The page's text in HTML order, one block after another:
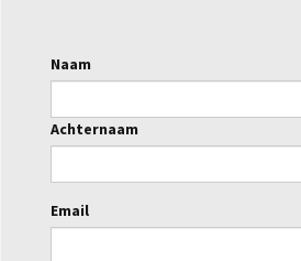
Naam
Achternaam
Email